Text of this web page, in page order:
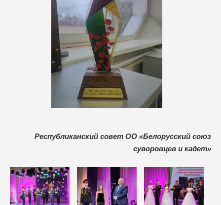
Республиканский совет ОО «Белорусский союз
суворовцев и кадет»